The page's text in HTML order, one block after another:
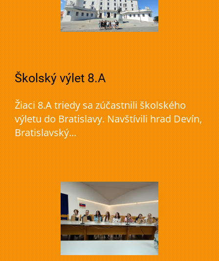
Školský výlet 8.A
Žiaci 8.A triedy sa zúčastnili školského
výletu do Bratislavy. Navštívili hrad Devín,
Bratislavský...